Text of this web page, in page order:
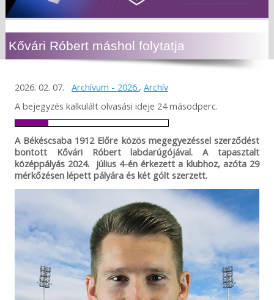
Kővári Róbert máshol folytatja
2026. 02. 07. Archívum - 2026., Archív
A bejegyzés kalkulált olvasási ideje 24 másodperc.
A Békéscsaba 1912 Előre közös megegyezéssel szerződést
bontott Kővári Róbert labdarúgójával. A tapasztalt
középpályás 2024. július 4-én érkezett a klubhoz, azóta 29
mérkőzésen lépett pályára és két gólt szerzett.